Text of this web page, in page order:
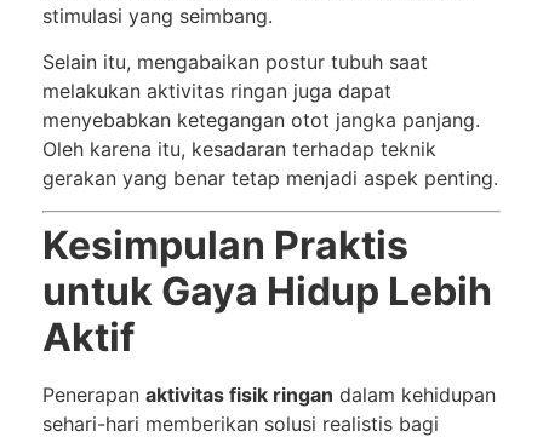
stimulasi yang seimbang.
Selain itu, mengabaikan postur tubuh saat
melakukan aktivitas ringan juga dapat
menyebabkan ketegangan otot jangka panjang.
Oleh karena itu, kesadaran terhadap teknik
gerakan yang benar tetap menjadi aspek penting.
Kesimpulan Praktis
untuk Gaya Hidup Lebih
Aktif
Penerapan aktivitas fisik ringan dalam kehidupan
sehari-hari memberikan solusi realistis bagi